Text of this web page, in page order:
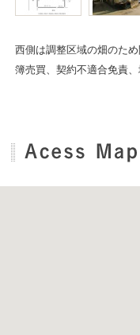
西側は調整区域の畑のた
簿売買、契約不適合免責